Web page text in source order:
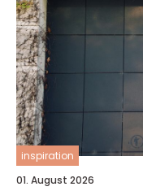
inspiration
01. August 2026